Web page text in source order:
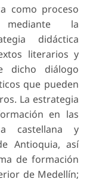
como proceso
la
didáctica
literarios y
dicho diálogo
que pueden
La estrategia
en las
castellana y
Antioquia, así
de formación
de Medellín;